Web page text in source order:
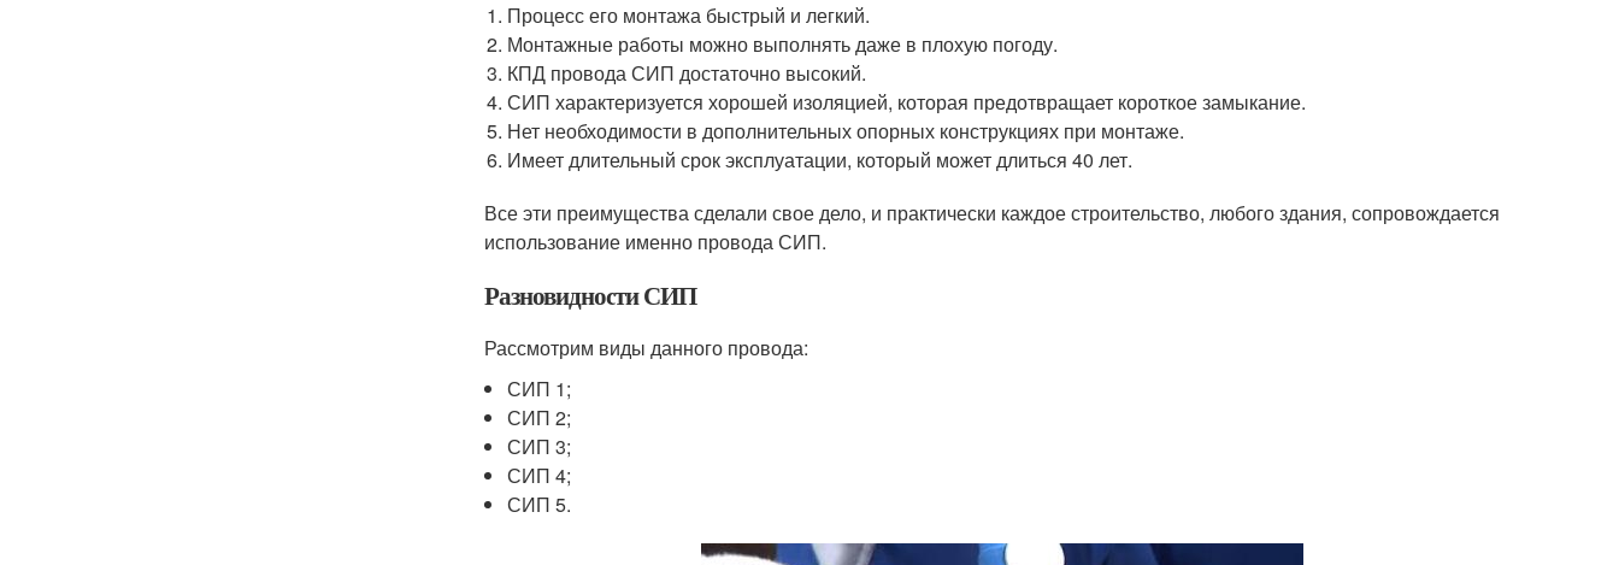
Процесс его монтажа быстрый и легкий.
Монтажные работы можно выполнять даже в плохую погоду.
КПД провода СИП достаточно высокий.
СИП характеризуется хорошей изоляцией, которая предотвращает короткое замыкание.
Нет необходимости в дополнительных опорных конструкциях при монтаже.
Имеет длительный срок эксплуатации, который может длиться 40 лет.
Все эти преимущества сделали свое дело, и практически каждое строительство, любого здания, сопровождается
использование именно провода СИП.
Разновидности СИП
Рассмотрим виды данного провода:
СИП 1;
СИП 2;
СИП 3;
СИП 4;
СИП 5.